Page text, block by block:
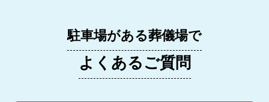
駐車場がある葬儀場で
よくあるご質問